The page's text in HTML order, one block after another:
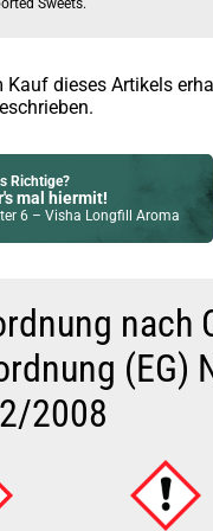
Sweets.
Kauf dieses Artikels
Richtige?
mal hiermit!
6 – Visha Longfill Aroma
nach
(EG)
2008